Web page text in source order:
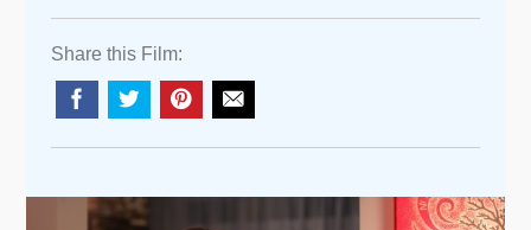
Share this Film: